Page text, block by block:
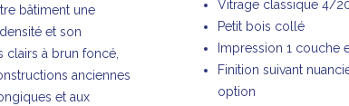
bâtiment une
et son
clairs à brun foncé,
anciennes
et aux
Vitrage classique 4/
Petit bois collé
Impression 1 couche
Finition suivant
option